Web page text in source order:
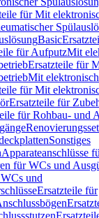
für Mit
Basic
für AufputzMit
Ersatzteile für
Mit
für Mit
Ersatzteile für
für Rohbau- und
Sonstiges
Apparateanschlüsse
für WCs und
und
Ersatzteile für